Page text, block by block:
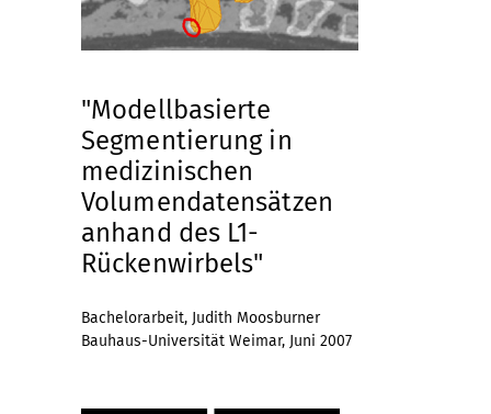
"Modellbasierte
Segmentierung in
medizinischen
Volumendatensätzen
anhand des L1-
Rückenwirbels"
Bachelorarbeit, Judith Moosburner
Bauhaus-Universität Weimar, Juni 2007